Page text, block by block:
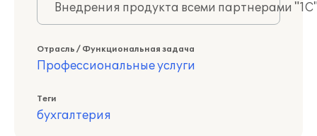
Внедрения продукта всеми партнерами
Отрасль / Функциональная задача
Профессиональные услуги
Теги
бухгалтерия